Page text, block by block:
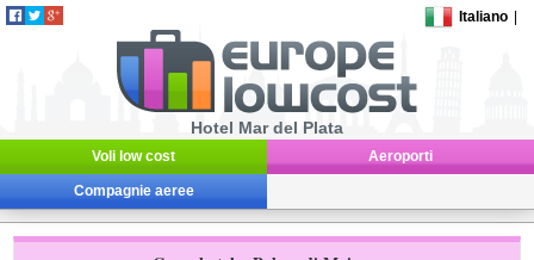
Italiano
Hotel Mar del Plata
Voli low cost Aeroporti
Compagnie aeree